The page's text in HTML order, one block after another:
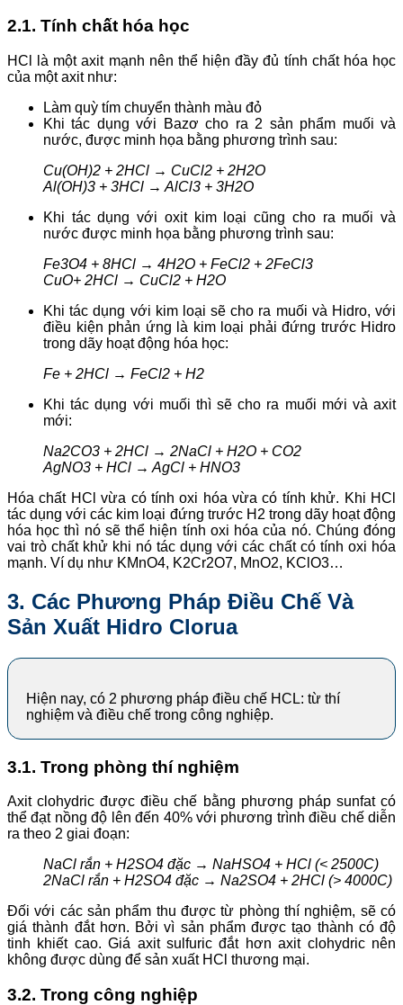
2.1. Tính chất hóa học
HCl là một axit mạnh nên thể hiện đầy đủ tính chất hóa học
của một axit như:
Làm quỳ tím chuyển thành màu đỏ
Khi tác dụng với Bazơ cho ra 2 sản phẩm muối và
nước, được minh họa bằng phương trình sau:
Cu(OH)2 + 2HCl → CuCl2 + 2H2O
Al(OH)3 + 3HCl → AlCl3 + 3H2O
Khi tác dụng với oxit kim loại cũng cho ra muối và
nước được minh họa bằng phương trình sau:
Fe3O4 + 8HCl → 4H2O + FeCl2 + 2FeCl3
CuO+ 2HCl → CuCl2 + H2O
Khi tác dụng với kim loại sẽ cho ra muối và Hidro, với
điều kiện phản ứng là kim loại phải đứng trước Hidro
trong dãy hoạt động hóa học:
Fe + 2HCl → FeCl2 + H2
Khi tác dụng với muối thì sẽ cho ra muối mới và axit
mới:
Na2CO­3 + 2HCl → 2NaCl + H2O + CO2
AgNO3 + HCl → AgCl + HNO3
Hóa chất HCl vừa có tính oxi hóa vừa có tính khử. Khi HCl
tác dụng với các kim loại đứng trước H2 trong dãy hoạt động
hóa học thì nó sẽ thể hiện tính oxi hóa của nó. Chúng đóng
vai trò chất khử khi nó tác dụng với các chất có tính oxi hóa
mạnh. Ví dụ như KMnO4, K2Cr2O7, MnO2, KClO3…
3. Các Phương Pháp Điều Chế Và
Sản Xuất Hidro Clorua
Hiện nay, có 2 phương pháp điều chế HCL: từ thí
nghiệm và điều chế trong công nghiệp.
3.1. Trong phòng thí nghiệm
Axit clohydric được điều chế bằng phương pháp sunfat có
thể đạt nồng độ lên đến 40% với phương trình điều chế diễn
ra theo 2 giai đoạn:
NaCl rắn + H2SO4 đặc → NaHSO4 + HCl (< 2500C)
2NaCl rắn + H2SO4 đặc → Na2SO­4 + 2HCl (> 4000C)
Đối với các sản phẩm thu được từ phòng thí nghiệm, sẽ có
giá thành đắt hơn. Bởi vì sản phẩm được tạo thành có độ
tinh khiết cao. Giá axit sulfuric đắt hơn axit clohydric nên
không được dùng để sản xuất HCl thương mại.
3.2. Trong công nghiệp